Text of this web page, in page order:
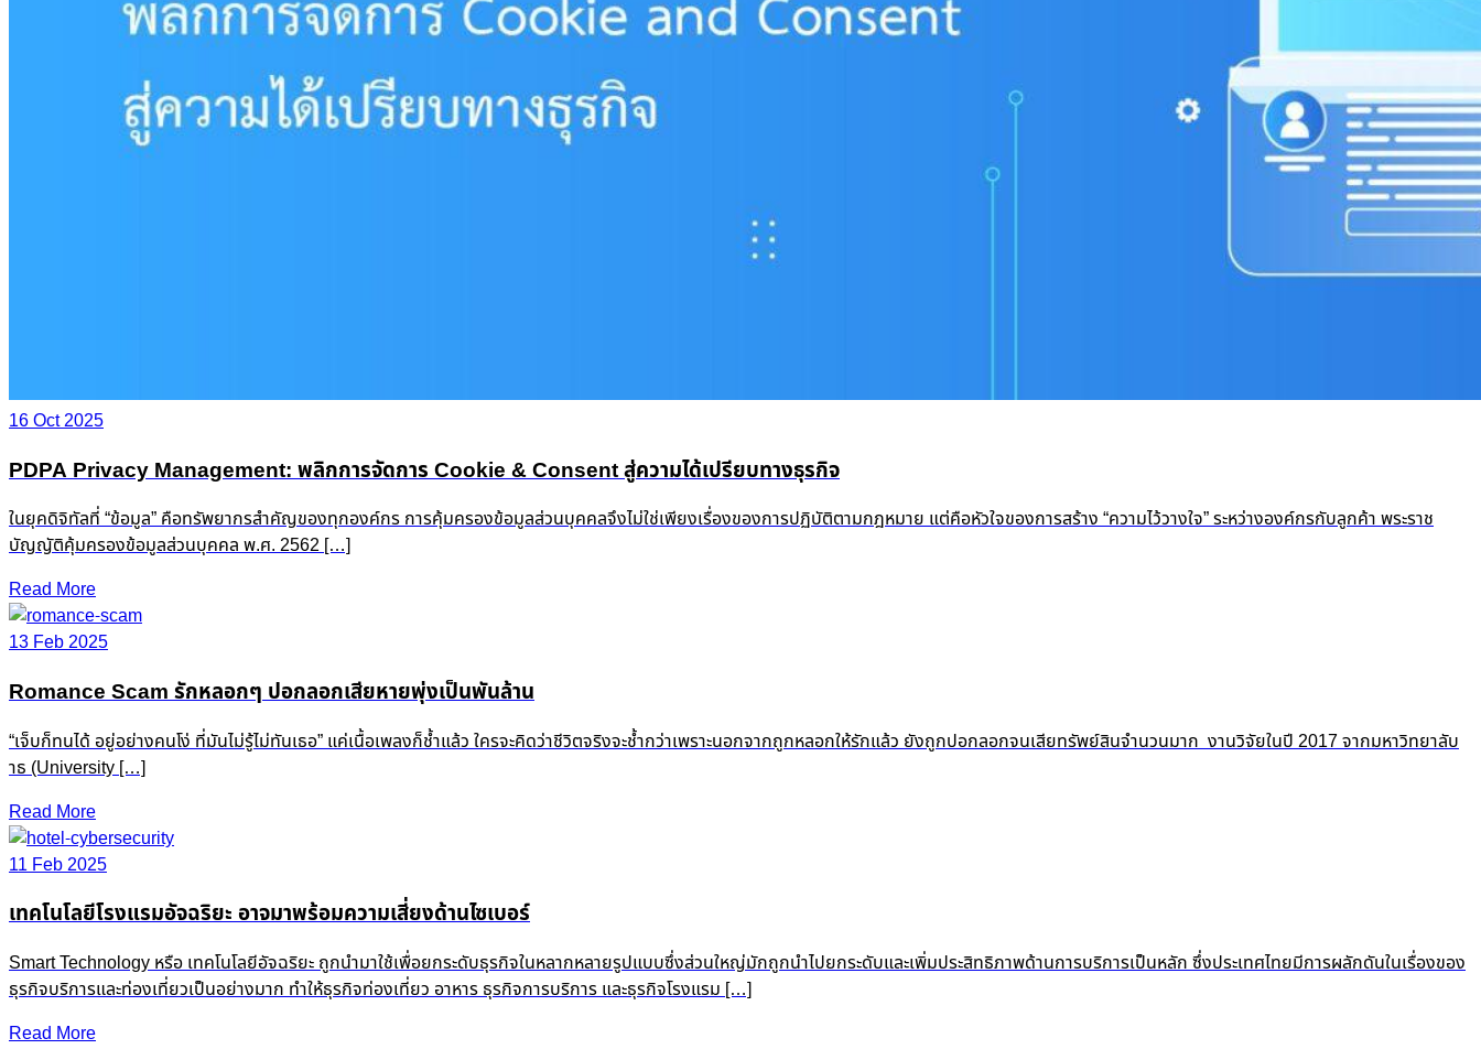
16 Oct 2025
PDPA Privacy Management: พลิกการจัดการ Cookie & Consent สู่ความได้เปรียบทางธุรกิจ
ในยุคดิจิทัลที่ “ข้อมูล” คือทรัพยากรสำคัญของทุกองค์กร การคุ้มครองข้อมูลส่วนบุคคลจึงไม่ใช่เพียงเรื่องของการปฏิบัติตามกฎหมาย แต่คือหัวใจของการสร้าง “ความไว้วางใจ” ระหว่างองค์กรกับลูกค้า พระราช
บัญญัติคุ้มครองข้อมูลส่วนบุคคล พ.ศ. 2562 […]
Read More
13 Feb 2025
Romance Scam รักหลอกๆ ปอกลอกเสียหายพุ่งเป็นพันล้าน
“เจ็บก็ทนได้ อยู่อย่างคนโง่ ที่มันไม่รู้ไม่ทันเธอ” แค่เนื้อเพลงก็ช้ำแล้ว ใครจะคิดว่าชีวิตจริงจะช้ำกว่าเพราะนอกจากถูกหลอกให้รักแล้ว ยังถูกปอกลอกจนเสียทรัพย์สินจำนวนมาก งานวิจัยในปี 2017 จากมหาวิทยาลับ
าธ (University […]
Read More
11 Feb 2025
เทคโนโลยีโรงแรมอัจฉริยะ อาจมาพร้อมความเสี่ยงด้านไซเบอร์
Smart Technology หรือ เทคโนโลยีอัจฉริยะ ถูกนำมาใช้เพื่อยกระดับธุรกิจในหลากหลายรูปแบบซึ่งส่วนใหญ่มักถูกนำไปยกระดับและเพิ่มประสิทธิภาพด้านการบริการเป็นหลัก ซึ่งประเทศไทยมีการผลักดันในเรื่องของ
ธุรกิจบริการและท่องเที่ยวเป็นอย่างมาก ทำให้ธุรกิจท่องเที่ยว อาหาร ธุรกิจการบริการ และธุรกิจโรงแรม […]
Read More